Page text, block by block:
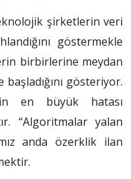
şirketlerin veri
göstermekle
birbirlerine meydan
gösteriyor.
en büyük hatası
“Algoritmalar yalan
anda özerklik ilan